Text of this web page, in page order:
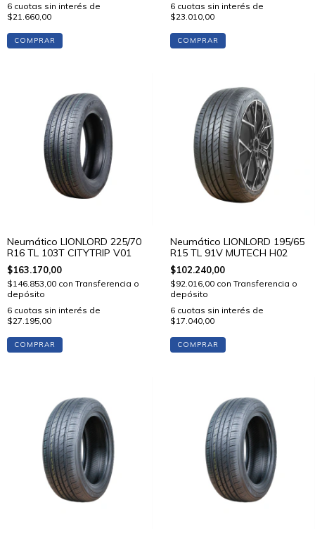
6 cuotas sin interés de
$21.660,00
COMPRAR
6 cuotas sin interés de
$23.010,00
COMPRAR
Neumático LIONLORD 225/70
R16 TL 103T CITYTRIP V01
$163.170,00
$146.853,00 con Transferencia o
depósito
6 cuotas sin interés de
$27.195,00
COMPRAR
Neumático LIONLORD 195/65
R15 TL 91V MUTECH H02
$102.240,00
$92.016,00 con Transferencia o
depósito
6 cuotas sin interés de
$17.040,00
COMPRAR